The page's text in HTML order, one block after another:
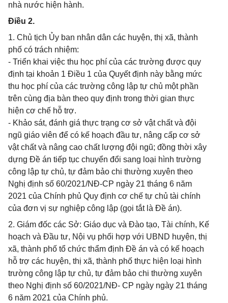
nhà nước hiện hành.
Điều 2.
1. Chủ tịch Ủy ban nhân dân các huyện, thị xã, thành
phố có trách nhiệm:
- Triển khai việc thu học phí của các trường được quy
định tại khoản 1 Điều 1 của Quyết định này bằng mức
thu học phí của các trường công lập tự chủ một phần
trên cùng địa bàn theo quy định trong thời gian thực
hiện cơ chế hỗ trợ.
- Khảo sát, đánh giá thực trạng cơ sở vật chất và đội
ngũ giáo viên để có kế hoạch đầu tư, nâng cấp cơ sở
vật chất và nâng cao chất lượng đội ngũ; đồng thời xây
dựng Đề án tiếp tục chuyển đổi sang loại hình trường
công lập tự chủ, tự đảm bảo chi thường xuyên theo
Nghị định số 60/2021/NĐ-CP ngày 21 tháng 6 năm
2021 của Chính phủ Quy định cơ chế tự chủ tài chính
của đơn vị sự nghiệp công lập (gọi tắt là Đề án).
2. Giám đốc các Sở: Giáo dục và Đào tạo, Tài chính, Kế
hoạch và Đầu tư, Nội vụ phối hợp với UBND huyện, thị
xã, thành phố tổ chức thẩm định Đề án và có kế hoạch
hỗ trợ các huyện, thị xã, thành phố thực hiện loại hình
trường công lập tự chủ, tự đảm bảo chi thường xuyên
theo Nghị định số 60/2021/NĐ- CP ngày ngày 21 tháng
6 năm 2021 của Chính phủ.